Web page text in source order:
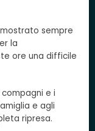
sempre
la
ore una difficile
e i
e agli
ripresa.